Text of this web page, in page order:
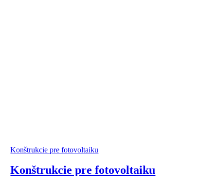
Konštrukcie pre fotovoltaiku
Konštrukcie pre fotovoltaiku